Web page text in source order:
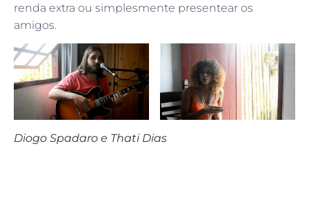
renda extra ou simplesmente presentear os
amigos.
Diogo Spadaro e Thati Dias